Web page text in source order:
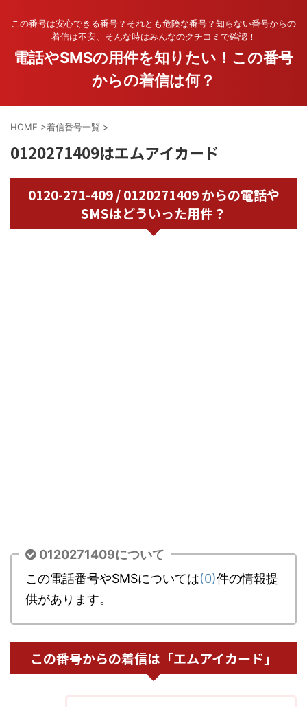
この番号は安心できる番号？それとも危険な番号？知らない番号からの
着信は不安、そんな時はみんなのクチコミで確認！
電話やSMSの用件を知りたい！この番号
からの着信は何？
HOME >着信番号一覧 >
0120271409はエムアイカード
0120-271-409 / 0120271409 からの電話や
SMSはどういった用件？
0120271409について
この電話番号やSMSについては(0)件の情報提
供があります。
この番号からの着信は「エムアイカード」